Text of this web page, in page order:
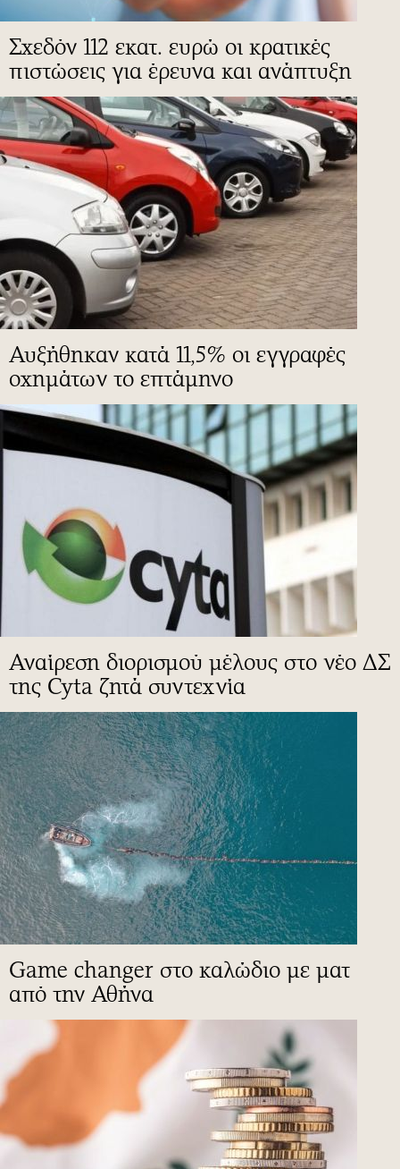
Σχεδόν 112 εκατ. ευρώ οι κρατικές
πιστώσεις για έρευνα και ανάπτυξη
Αυξήθηκαν κατά 11,5% οι εγγραφές
οχημάτων το επτάμηνο
Αναίρεση διορισμού μέλους στο νέο ΔΣ
της Cyta ζητά συντεχνία
Game changer στο καλώδιο με ματ
από την Αθήνα